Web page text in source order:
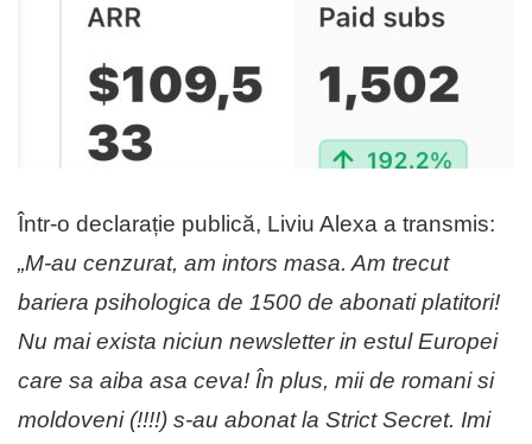
Într-o declarație publică, Liviu Alexa a transmis:
„M-au cenzurat, am intors masa. Am trecut
bariera psihologica de 1500 de abonati platitori!
Nu mai exista niciun newsletter in estul Europei
care sa aiba asa ceva! În plus, mii de romani si
moldoveni (!!!!) s-au abonat la Strict Secret. Imi